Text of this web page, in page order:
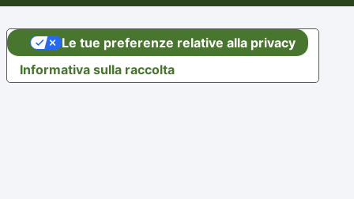
Informativa sulla raccolta
Le tue preferenze relative alla privacy